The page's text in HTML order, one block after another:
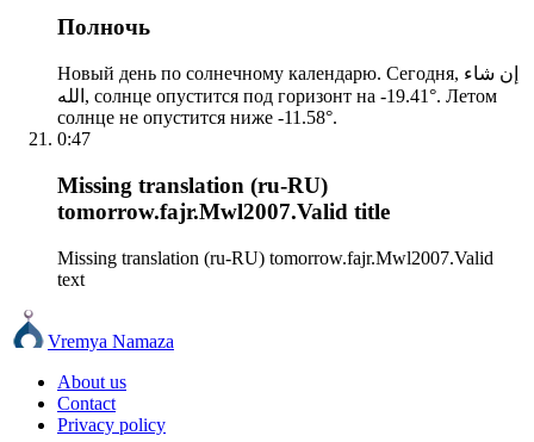
Полночь
Новый день по солнечному календарю. Сегодня, إن شاء
الله, солнце опустится под горизонт на -19.41°. Летом
солнце не опустится ниже -11.58°.
0:47
Missing translation (ru-RU)
tomorrow.fajr.Mwl2007.Valid title
Missing translation (ru-RU) tomorrow.fajr.Mwl2007.Valid
text
Vremya Namaza
About us
Contact
Privacy policy